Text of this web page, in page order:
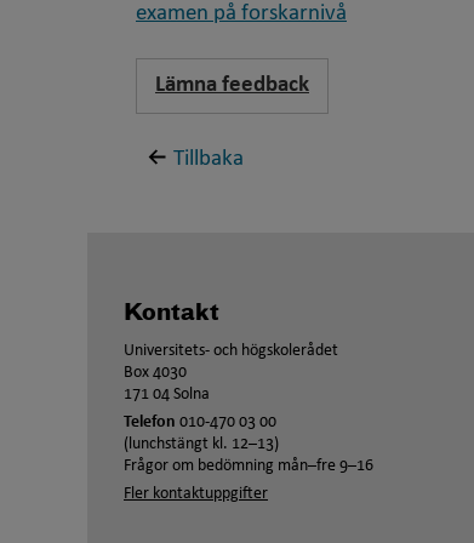
examen på forskarnivå
Lämna feedback
Tillbaka
Kontakt
Universitets- och högskolerådet
Box 4030
171 04 Solna
Telefon 010-470 03 00
(lunchstängt kl. 12–13)
Frågor om bedömning mån–fre 9–16
Fler kontaktuppgifter